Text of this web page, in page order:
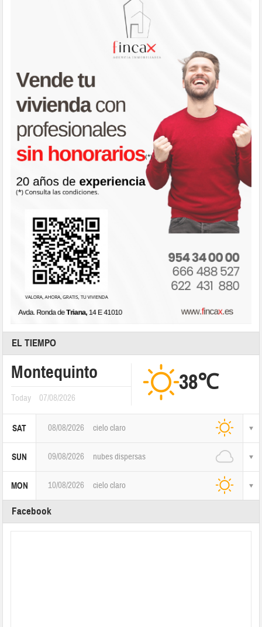
EL TIEMPO
Montequinto
Today 07/08/2026
38℃
SAT 08/08/2026 cielo claro
SUN 09/08/2026 nubes dispersas
MON 10/08/2026 cielo claro
Facebook